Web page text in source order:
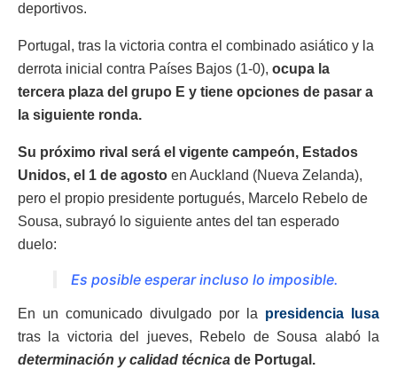
deportivos.
Portugal, tras la victoria contra el combinado asiático y la
derrota inicial contra Países Bajos (1-0), ocupa la
tercera plaza del grupo E y tiene opciones de pasar a
la siguiente ronda.
Su próximo rival será el vigente campeón, Estados
Unidos, el 1 de agosto en Auckland (Nueva Zelanda),
pero el propio presidente portugués, Marcelo Rebelo de
Sousa, subrayó lo siguiente antes del tan esperado
duelo:
Es posible esperar incluso lo imposible.
En un comunicado divulgado por la presidencia lusa
tras la victoria del jueves, Rebelo de Sousa alabó la
determinación y calidad técnica de Portugal.